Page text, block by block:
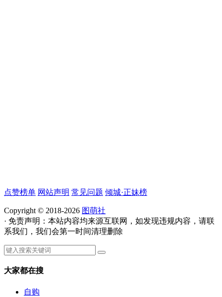
点赞榜单 网站声明 常见问题 倾城·正妹榜
Copyright © 2018-2026 图萌社
· 免责声明：本站内容均来源互联网，如发现违规内容，请联
系我们，我们会第一时间清理删除
大家都在搜
自购